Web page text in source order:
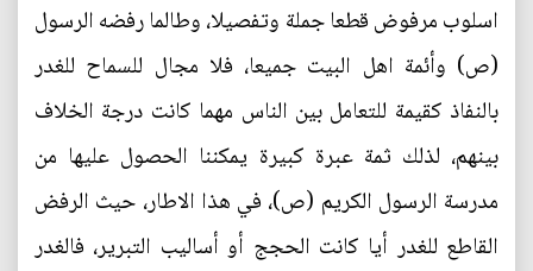
اسلوب مرفوض قطعا جملة وتفصيلا، وطالما رفضه الرسول
(ص) وأئمة اهل البيت جميعا، فلا مجال للسماح للغدر
بالنفاذ كقيمة للتعامل بين الناس مهما كانت درجة الخلاف
بينهم، لذلك ثمة عبرة كبيرة يمكننا الحصول عليها من
مدرسة الرسول الكريم (ص)، في هذا الاطار، حيث الرفض
القاطع للغدر أيا كانت الحجج أو أساليب التبرير، فالغدر